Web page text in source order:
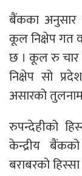
बैंकका अनुसार
कूल निक्षेप गत
छ । कूल रु चार
निक्षेप सो
असारको
रुपन्देहीको
केन्द्रीय
बराबरको